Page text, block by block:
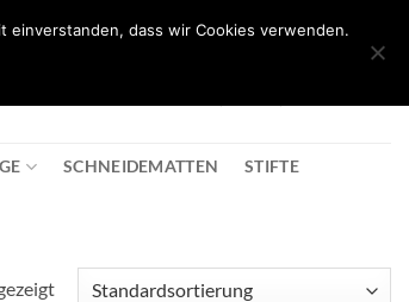
SCHNEIDEMATTEN STIFTE
einverstanden, dass wir Cookies verwenden.